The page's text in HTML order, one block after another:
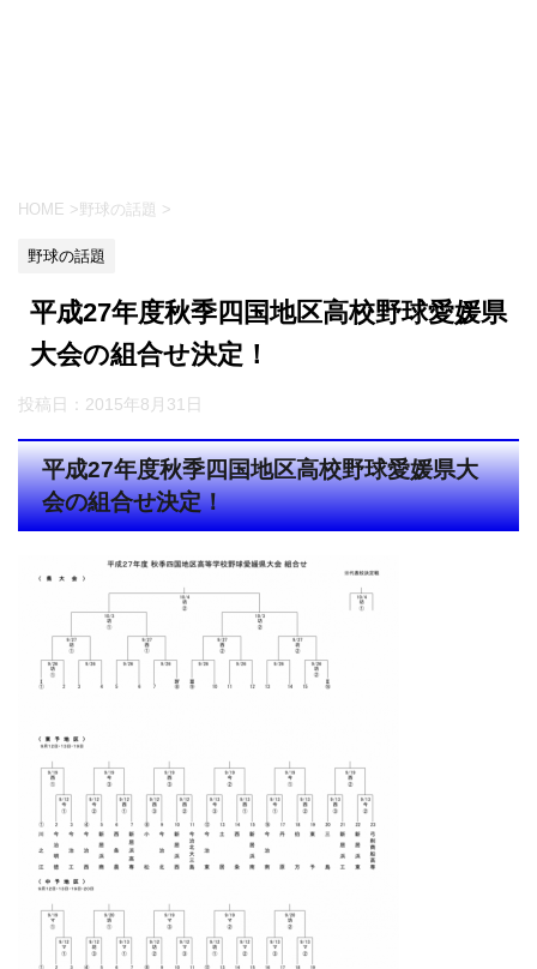
HOME >野球の話題 >
野球の話題
平成27年度秋季四国地区高校野球愛媛県
大会の組合せ決定！
投稿日： 2015年8月31日
平成27年度秋季四国地区高校野球愛媛県大
会の組合せ決定！